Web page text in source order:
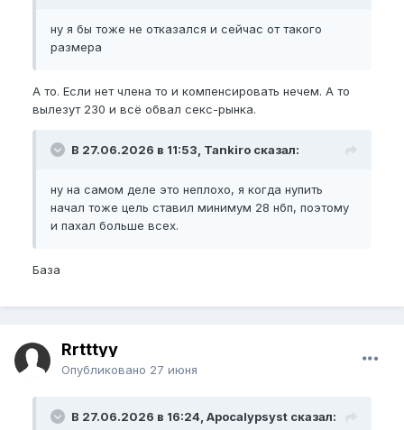
ну я бы тоже не отказался и сейчас от такого
размера
А то. Если нет члена то и компенсировать нечем. А то
вылезут 230 и всё обвал секс-рынка.
В 27.06.2026 в 11:53, Tankiro сказал:
ну на самом деле это неплохо, я когда нупить
начал тоже цель ставил минимум 28 нбп, поэтому
и пахал больше всех.
База
Rrtttyy
Опубликовано 27 июня
В 27.06.2026 в 16:24, Apocalypsyst сказал: